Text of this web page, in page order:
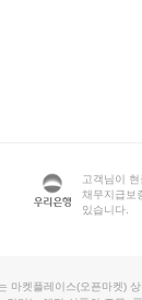
고객님이
채무지급보
있습니다.
마켓플레이스(오픈마켓)